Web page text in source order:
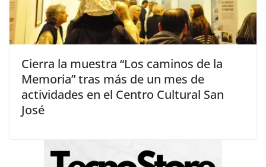
Cierra la muestra “Los caminos de la
Memoria” tras más de un mes de
actividades en el Centro Cultural San
José